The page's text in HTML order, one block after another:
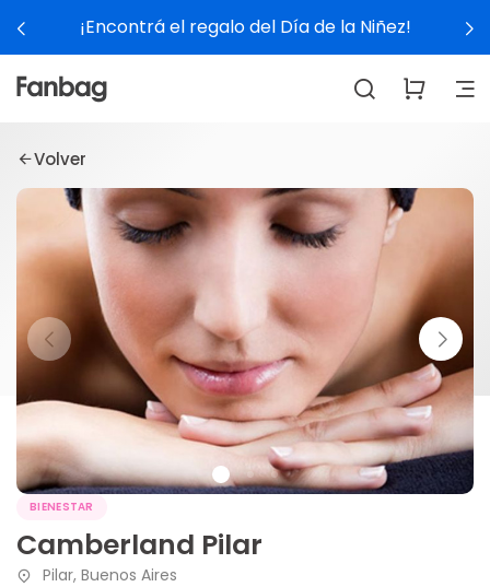
¡Encontrá el regalo del Día de la Niñez!
Volver
BIENESTAR
Camberland Pilar
Pilar, Buenos Aires